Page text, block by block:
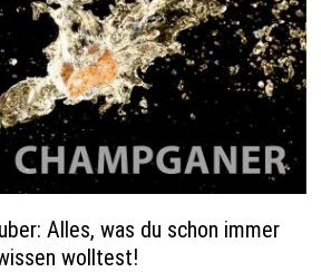
Alles, was du schon immer
wolltest!